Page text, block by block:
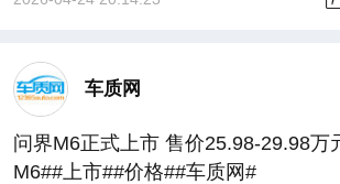
车质网
问界M6正式上市 售价25.98-29.98万
M6##上市##价格##车质网#